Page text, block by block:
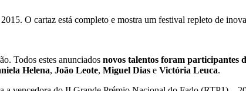
O cartaz está completo e mostra um festival repleto de
Todos estes anunciados novos talentos foram participantes
Helena, João Leote, Miguel Dias e Victória Leuca.